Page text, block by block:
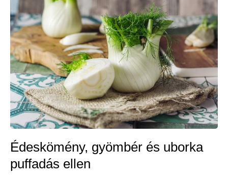
Édeskömény, gyömbér és uborka
puffadás ellen